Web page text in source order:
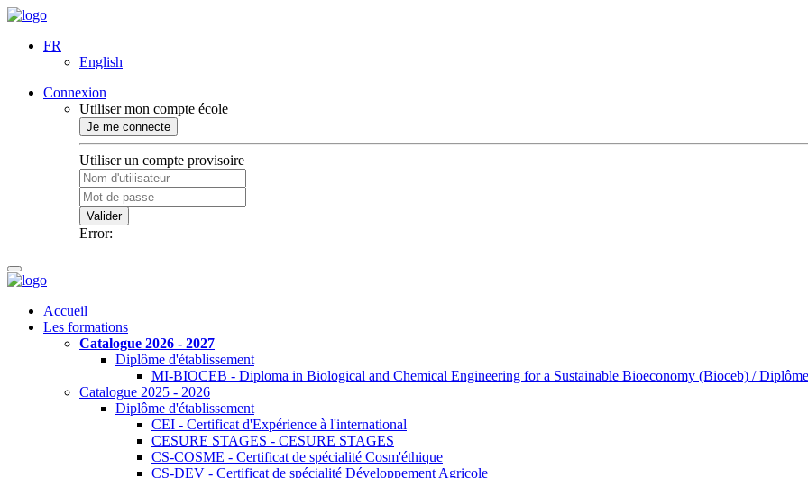
FR
English
Connexion
Utiliser mon compte école
Je me connecte
Utiliser un compte provisoire
Valider
Error:
Accueil
Les formations
Catalogue 2026 - 2027
Diplôme d'établissement
MI-BIOCEB - Diploma in Biological and Chemical Engineering for a Sustainable Bioeconomy (Bioceb) /
Catalogue 2025 - 2026
Diplôme d'établissement
CEI - Certificat d'Expérience à l'international
CESURE STAGES - CESURE STAGES
CS-COSME - Certificat de spécialité Cosm'éthique
CS-DEV - Certificat de spécialité Développement Agricole